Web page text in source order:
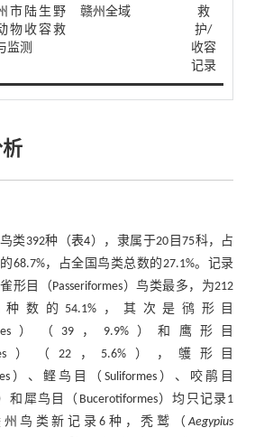
市陆生野
物收容救
监测
赣州全域
救
护/
收容
记录
类392种（表4），隶属于20目75科，占
68.7%，占全国鸟类总数的27.1%。记录
形目（Passeriformes）鸟类最多，为212
数的54.1%，其次是鸻形目
）（39，9.9%）和鹰形目
）（22，5.6%），鹱形目
）、鲣鸟目（Suliformes）、咬鹃目
）和犀鸟目（Bucerotiformes）均只记录1
州鸟类新记录6种，秃鹫（Aegypius